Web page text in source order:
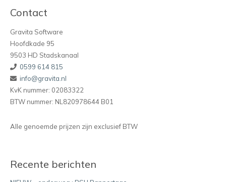
Contact
Gravita Software
Hoofdkade 95
9503 HD Stadskanaal
0599 614 815
info@gravita.nl
KvK nummer: 02083322
BTW nummer: NL820978644 B01
Alle genoemde prijzen zijn exclusief BTW
Recente berichten